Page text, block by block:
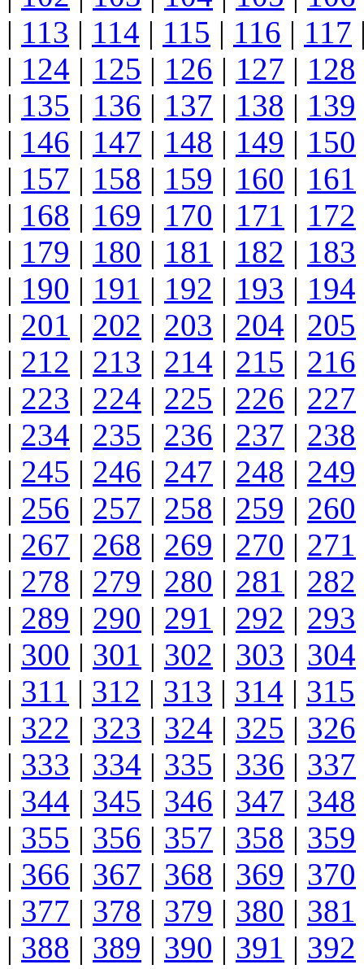
| 113 | 114 | 115 | 116 | 117
| 124 | 125 | 126 | 127 | 128
| 135 | 136 | 137 | 138 | 139
| 146 | 147 | 148 | 149 | 150
| 157 | 158 | 159 | 160 | 161
| 168 | 169 | 170 | 171 | 172
| 179 | 180 | 181 | 182 | 183
| 190 | 191 | 192 | 193 | 194
| 201 | 202 | 203 | 204 | 205
| 212 | 213 | 214 | 215 | 216
| 223 | 224 | 225 | 226 | 227
| 234 | 235 | 236 | 237 | 238
| 245 | 246 | 247 | 248 | 249
| 256 | 257 | 258 | 259 | 260
| 267 | 268 | 269 | 270 | 271
| 278 | 279 | 280 | 281 | 282
| 289 | 290 | 291 | 292 | 293
| 300 | 301 | 302 | 303 | 304
| 311 | 312 | 313 | 314 | 315
| 322 | 323 | 324 | 325 | 326
| 333 | 334 | 335 | 336 | 337
| 344 | 345 | 346 | 347 | 348
| 355 | 356 | 357 | 358 | 359
| 366 | 367 | 368 | 369 | 370
| 377 | 378 | 379 | 380 | 381
| 388 | 389 | 390 | 391 | 392